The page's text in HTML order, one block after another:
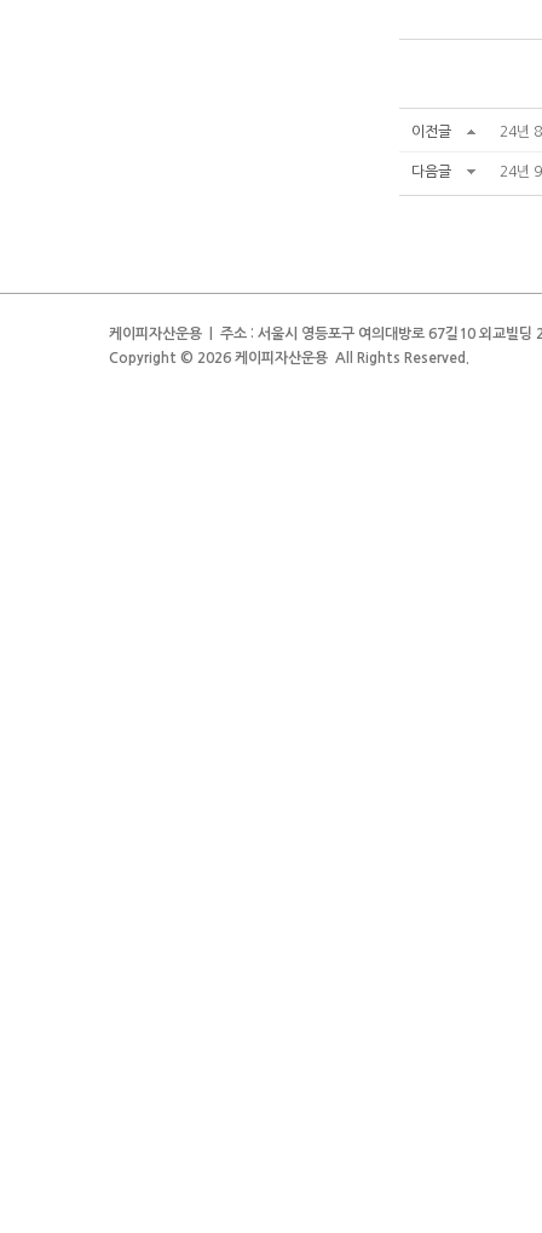
이전글 24년
다음글 24년
케이피자산운용 | 주소 : 서울시 영등포구 여의대방로 67길10 외교
Copyright © 2026 케이피자산운용 All Rights Reserved.